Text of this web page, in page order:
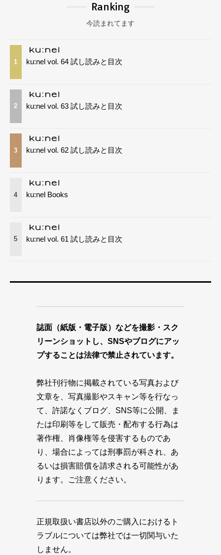
Ranking
今読まれてます
1 ku:nel vol. 64 試し読みと目次
2 ku:nel vol. 63 試し読みと目次
3 ku:nel vol. 62 試し読みと目次
4 ku:nel Books
5 ku:nel vol. 61 試し読みと目次
誌面（紙版・電子版）などを撮影・スク
リーンショットし、SNSやブログにアッ
プすることは法律で禁止されています。
弊社刊行物に掲載されている写真および
文章を、写真撮影やスキャン等を行なっ
て、許諾なくブログ、SNS等に公開、ま
たは印刷等をして販売・配布する行為は
著作権、肖像権等を侵害するものであ
り、場合によっては刑事罰が科され、あ
るいは損害賠償を請求される可能性があ
ります。ご注意ください。
正規取扱い書店以外のご購入におけるト
ラブルについては弊社では一切関与いた
しません。